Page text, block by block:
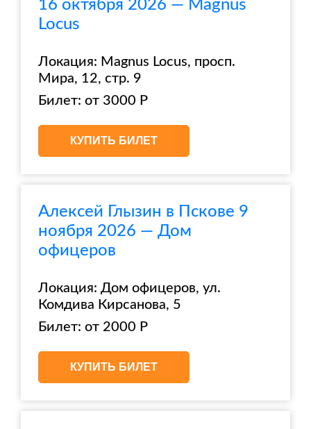
16 октября 2026 — Magnus
Locus
Локация: Magnus Locus, просп.
Мира, 12, стр. 9
Билет: от 3000 Р
КУПИТЬ БИЛЕТ
Алексей Глызин в Пскове 9
ноября 2026 — Дом
офицеров
Локация: Дом офицеров, ул.
Комдива Кирсанова, 5
Билет: от 2000 Р
КУПИТЬ БИЛЕТ